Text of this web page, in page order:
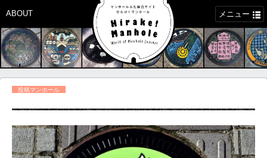
ABOUT メニュー
投稿マンホール